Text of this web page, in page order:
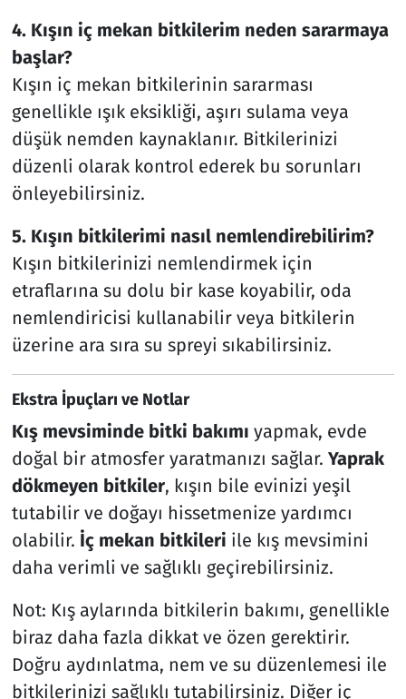
4. Kışın iç mekan bitkilerim neden sararmaya
başlar?
Kışın iç mekan bitkilerinin sararması
genellikle ışık eksikliği, aşırı sulama veya
düşük nemden kaynaklanır. Bitkilerinizi
düzenli olarak kontrol ederek bu sorunları
önleyebilirsiniz.
5. Kışın bitkilerimi nasıl nemlendirebilirim?
Kışın bitkilerinizi nemlendirmek için
etraflarına su dolu bir kase koyabilir, oda
nemlendiricisi kullanabilir veya bitkilerin
üzerine ara sıra su spreyi sıkabilirsiniz.
Ekstra İpuçları ve Notlar
Kış mevsiminde bitki bakımı yapmak, evde
doğal bir atmosfer yaratmanızı sağlar. Yaprak
dökmeyen bitkiler, kışın bile evinizi yeşil
tutabilir ve doğayı hissetmenize yardımcı
olabilir. İç mekan bitkileri ile kış mevsimini
daha verimli ve sağlıklı geçirebilirsiniz.
Not: Kış aylarında bitkilerin bakımı, genellikle
biraz daha fazla dikkat ve özen gerektirir.
Doğru aydınlatma, nem ve su düzenlemesi ile
bitkilerinizi sağlıklı tutabilirsiniz. Diğer iç